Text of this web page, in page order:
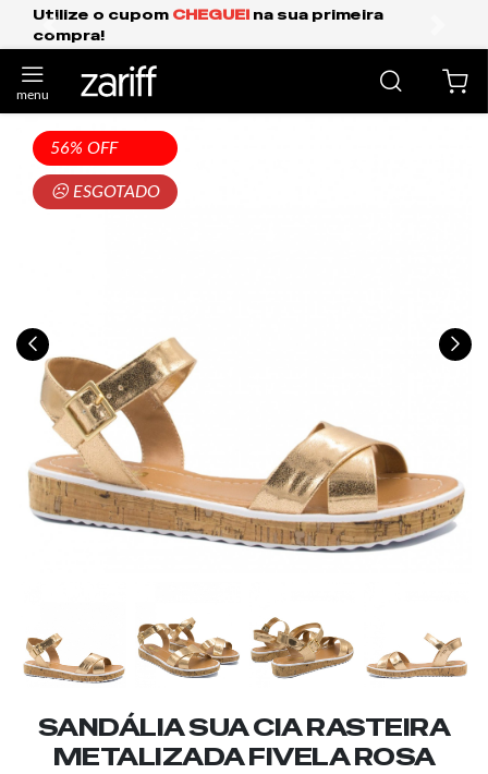
na sua primeira Frete Grátis Expresso
anterior
56% OFF
☹ ESGOTADO
SANDÁLIA SUA CIA RASTEIRA
METALIZADA FIVELA ROSA